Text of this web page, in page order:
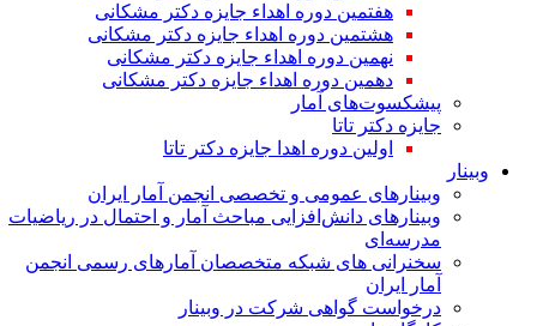
هفتمین دوره اهداء جایزه دکتر مشکانی
هشتمین دوره اهداء جایزه دکتر مشکانی
نهمین دوره اهداء جایزه دکتر مشکانی
دهمین دوره اهداء جایزه دکتر مشکانی
پیشکسوت‌های آمار
جایزه دکتر تاتا
اولین دوره اهدا جایزه دکتر تاتا
وبینار
وبینارهای عمومی و تخصصی انجمن آمار ایران
وبینارهای دانش‌افزایی مباحث آمار و احتمال در ریاضیات
مدرسه‌ای
سخنرانی های شبکه متخصصان آمارهای رسمی انجمن
آمار ایران
درخواست گواهی شرکت در وبینار